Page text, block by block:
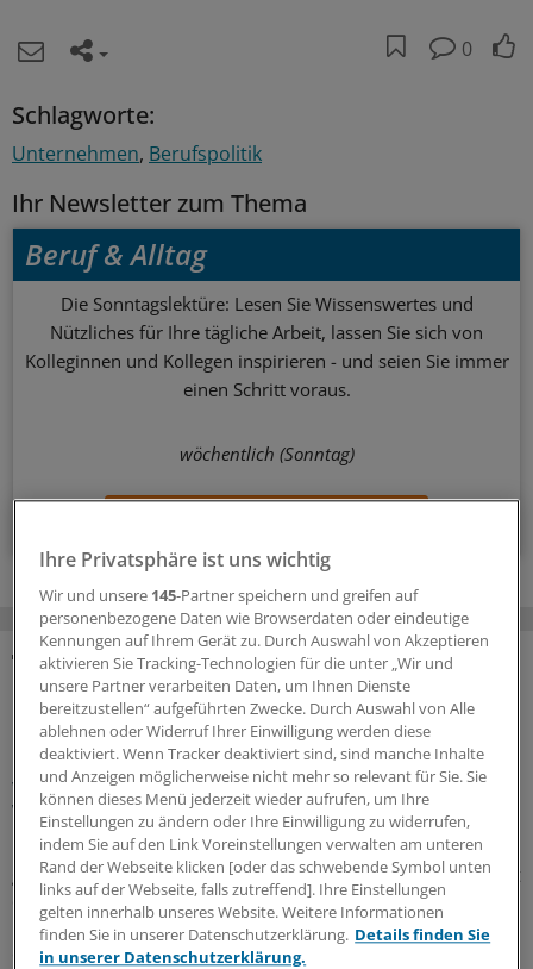
0
Schlagworte:
Unternehmen Berufspolitik
Ihr Newsletter zum Thema
Beruf & Alltag
Die Sonntagslektüre: Lesen Sie Wissenswertes und
Nützliches für Ihre tägliche Arbeit, lassen Sie sich von
Kolleginnen und Kollegen inspirieren - und seien Sie immer
einen Schritt voraus.
wöchentlich (Sonntag)
MEHR ZUM THEMA
Präventionsoffensive
Gesundheitsrechtler Thomas Schlegel: „Krankheit
wirkt wie eine stille Rezession im Inneren der
Wirtschaft“
Die Koalition will die Prävention als
gesamtgesellschaftliche Aufgabe stärken. Richtig so, sagt
der Gesundheitsrechtler Professor Thomas Schlegel im
Interview mit der Ärzte Zeitung. Das Thema habe aber
eine viel größere Dimension als viele meinten.
Ihre Privatsphäre ist uns wichtig
Wir und unsere 145-Partner speichern und greifen auf
personenbezogene Daten wie Browserdaten oder eindeutige
Kennungen auf Ihrem Gerät zu. Durch Auswahl von Akzeptieren
aktivieren Sie Tracking-Technologien für die unter „Wir und
unsere Partner verarbeiten Daten, um Ihnen Dienste
bereitzustellen“ aufgeführten Zwecke. Durch Auswahl von Alle
ablehnen oder Widerruf Ihrer Einwilligung werden diese
deaktiviert. Wenn Tracker deaktiviert sind, sind manche Inhalte
und Anzeigen möglicherweise nicht mehr so relevant für Sie. Sie
können dieses Menü jederzeit wieder aufrufen, um Ihre
Einstellungen zu ändern oder Ihre Einwilligung zu widerrufen,
indem Sie auf den Link Voreinstellungen verwalten am unteren
Rand der Webseite klicken [oder das schwebende Symbol unten
links auf der Webseite, falls zutreffend]. Ihre Einstellungen
gelten innerhalb unseres Website. Weitere Informationen
finden Sie in unserer Datenschutzerklärung. Details finden Sie
in unserer Datenschutzerklärung.